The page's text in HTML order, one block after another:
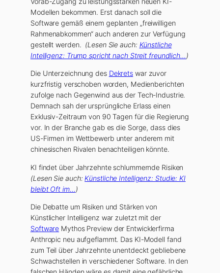
Modellen bekommen. Erst danach soll die
Software gemäß einem geplanten „freiwilligen
Rahmenabkommen“ auch anderen zur Verfügung
gestellt werden. (Lesen Sie auch: Künstliche
Intelligenz: Trump spricht nach Streit freundlich…)
Die Unterzeichnung des Dekrets war zuvor
kurzfristig verschoben worden, Medienberichten
zufolge nach Gegenwind aus der Tech-Industrie.
Demnach sah der ursprüngliche Erlass einen
Exklusiv-Zeitraum von 90 Tagen für die Regierung
vor. In der Branche gab es die Sorge, dass dies
US-Firmen im Wettbewerb unter anderem mit
chinesischen Rivalen benachteiligen könnte.
KI findet über Jahrzehnte schlummernde Risiken
(Lesen Sie auch: Künstliche Intelligenz: Studie: KI
bleibt Oft im…)
Die Debatte um Risiken und Stärken von
Künstlicher Intelligenz war zuletzt mit der
Software Mythos Preview der Entwicklerfirma
Anthropic neu aufgeflammt. Das KI-Modell fand
zum Teil über Jahrzehnte unentdeckt gebliebene
Schwachstellen in verschiedener Software. In den